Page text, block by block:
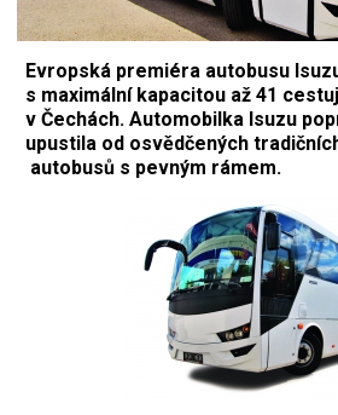
Evropská premiéra autobusu
s maximální kapacitou až 41
v Čechách. Automobilka Isuzu
upustila od osvědčených
autobusů s pevným rámem.